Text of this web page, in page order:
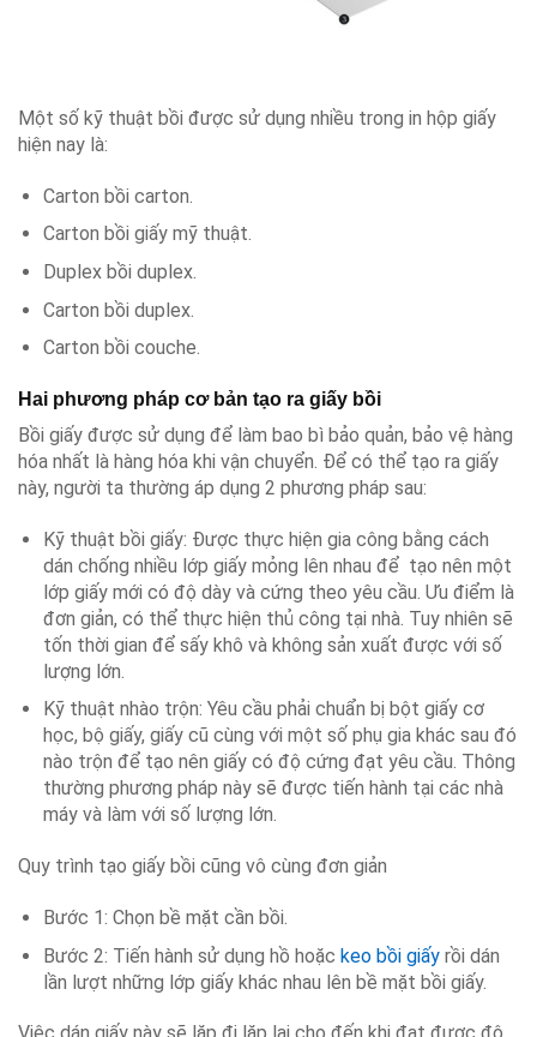
Một số kỹ thuật bồi được sử dụng nhiều trong in hộp giấy
hiện nay là:
Carton bồi carton.
Carton bồi giấy mỹ thuật.
Duplex bồi duplex.
Carton bồi duplex.
Carton bồi couche.
Hai phương pháp cơ bản tạo ra giấy bồi
Bồi giấy được sử dụng để làm bao bì bảo quản, bảo vệ hàng
hóa nhất là hàng hóa khi vận chuyển. Để có thể tạo ra giấy
này, người ta thường áp dụng 2 phương pháp sau:
Kỹ thuật bồi giấy: Được thực hiện gia công bằng cách
dán chống nhiều lớp giấy mỏng lên nhau để tạo nên một
lớp giấy mới có độ dày và cứng theo yêu cầu. Ưu điểm là
đơn giản, có thể thực hiện thủ công tại nhà. Tuy nhiên sẽ
tốn thời gian để sấy khô và không sản xuất được với số
lượng lớn.
Kỹ thuật nhào trộn: Yêu cầu phải chuẩn bị bột giấy cơ
học, bộ giấy, giấy cũ cùng với một số phụ gia khác sau đó
nào trộn để tạo nên giấy có độ cứng đạt yêu cầu. Thông
thường phương pháp này sẽ được tiến hành tại các nhà
máy và làm với số lượng lớn.
Quy trình tạo giấy bồi cũng vô cùng đơn giản
Bước 1: Chọn bề mặt cần bồi.
Bước 2: Tiến hành sử dụng hồ hoặc keo bồi giấyrồi dán
lần lượt những lớp giấy khác nhau lên bề mặt bồi giấy.